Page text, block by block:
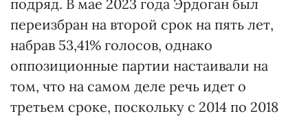
подряд. В мае 2023 года Эрдоган был
переизбран на второй срок на пять лет,
набрав 53,41% голосов, однако
оппозиционные партии настаивали на
том, что на самом деле речь идет о
третьем сроке, поскольку с 2014 по 2018